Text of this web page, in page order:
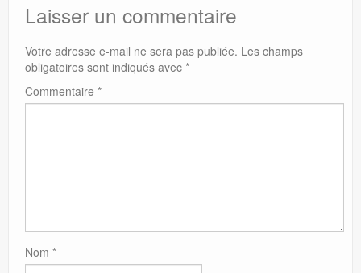
Laisser un commentaire
Votre adresse e-mail ne sera pas publiée. Les champs
obligatoires sont indiqués avec *
Commentaire *
Nom *